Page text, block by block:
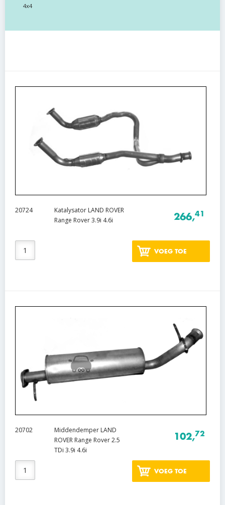
4x4
20724
Katalysator LAND ROVER
Range Rover 3.9i 4.6i
266,41
VOEG TOE
20702
Middendemper LAND
ROVER Range Rover 2.5
TDi 3.9i 4.6i
102,72
VOEG TOE